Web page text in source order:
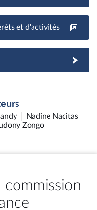
et d'activités
Nadine Nacitas
Zongo
commission